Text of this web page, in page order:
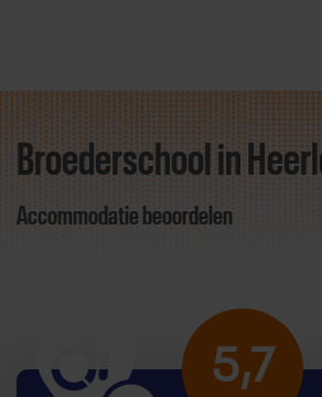
Direct door naar
Broederschool in
Accommodatie beoordelen
5,7